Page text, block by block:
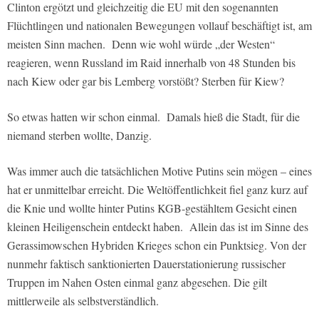
Clinton ergötzt und gleichzeitig die EU mit den sogenannten
Flüchtlingen und nationalen Bewegungen vollauf beschäftigt ist, am
meisten Sinn machen. Denn wie wohl würde „der Westen“
reagieren, wenn Russland im Raid innerhalb von 48 Stunden bis
nach Kiew oder gar bis Lemberg vorstößt? Sterben für Kiew?
So etwas hatten wir schon einmal. Damals hieß die Stadt, für die
niemand sterben wollte, Danzig.
Was immer auch die tatsächlichen Motive Putins sein mögen – eines
hat er unmittelbar erreicht. Die Weltöffentlichkeit fiel ganz kurz auf
die Knie und wollte hinter Putins KGB-gestähltem Gesicht einen
kleinen Heiligenschein entdeckt haben. Allein das ist im Sinne des
Gerassimowschen Hybriden Krieges schon ein Punktsieg. Von der
nunmehr faktisch sanktionierten Dauerstationierung russischer
Truppen im Nahen Osten einmal ganz abgesehen. Die gilt
mittlerweile als selbstverständlich.